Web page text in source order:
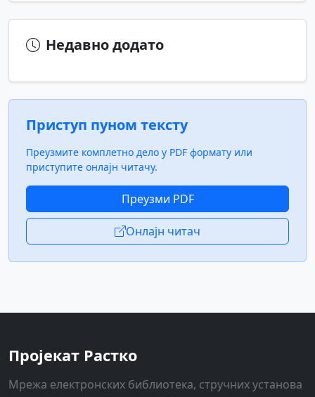
Недавно додато
Приступ пуном тексту
Преузмите комплетно дело у PDF формату или
приступите онлајн читачу.
Преузми PDF
Онлајн читач
Пројекат Растко
Мрежа електронских библиотека, стручних установа